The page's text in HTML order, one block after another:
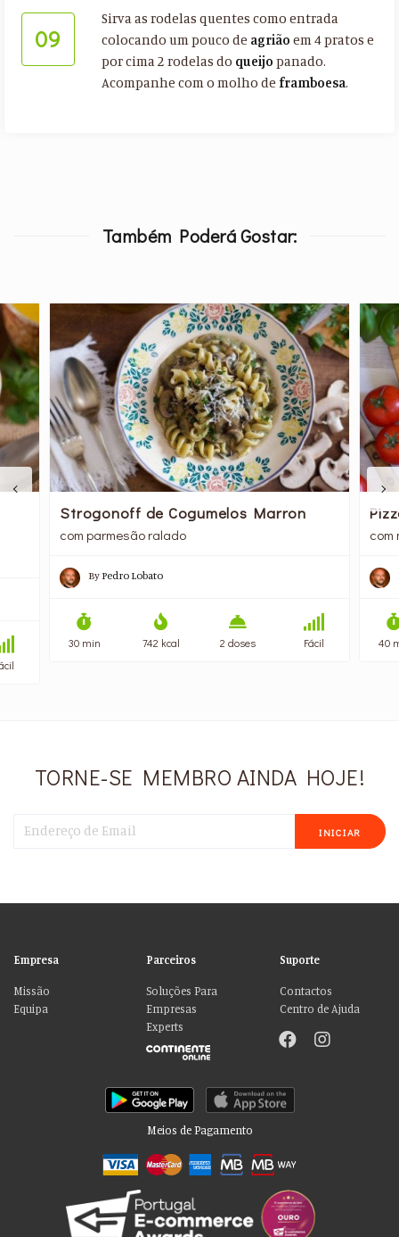
09
Sirva as rodelas quentes como entrada
colocando um pouco de agrião em 4 pratos e
por cima 2 rodelas do queijo panado.
Acompanhe com o molho de framboesa.
Também Poderá Gostar:
Strogonoff de Cogumelos Marron
com parmesão ralado
ByPedro Lobato
30 min 742 kcal 2 doses Fácil
com
40
TORNE-SE MEMBRO AINDA HOJE!
INICIAR
Empresa
Missão
Equipa
Parceiros
Soluções Para
Empresas
Experts
Suporte
Contactos
Centro de Ajuda
Meios de Pagamento